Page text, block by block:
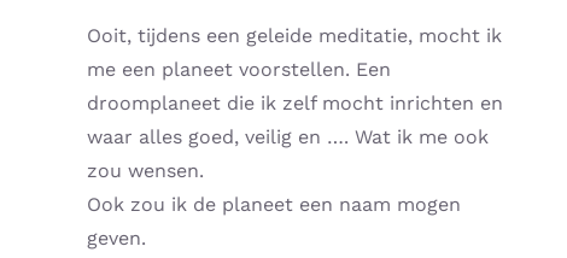
Ooit, tijdens een geleide meditatie, mocht ik
me een planeet voorstellen. Een
droomplaneet die ik zelf mocht inrichten en
waar alles goed, veilig en …. Wat ik me ook
zou wensen.
Ook zou ik de planeet een naam mogen
geven.